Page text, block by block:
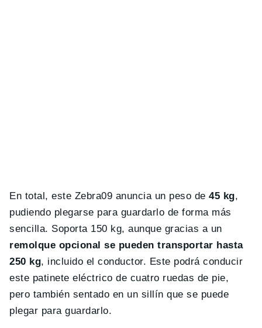
En total, este Zebra09 anuncia un peso de45 kg,
pudiendo plegarse para guardarlo de forma más
sencilla. Soporta 150 kg, aunque gracias a un
remolque opcional se pueden transportar hasta
250 kg, incluido el conductor. Este podrá conducir
este patinete eléctrico de cuatro ruedas de pie,
pero también sentado en un sillín que se puede
plegar para guardarlo.